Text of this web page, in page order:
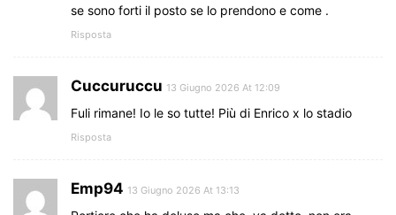
se sono forti il posto se lo prendono e come .
Risposta
Cuccuruccu 13 Giugno 2026 At 12:09
Fuli rimane! Io le so tutte! Più di Enrico x lo stadio
Risposta
Emp94 13 Giugno 2026 At 13:13